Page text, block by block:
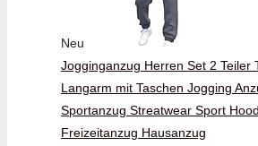
Neu
Jogginganzug Herren Set 2 Teiler
Langarm mit Taschen Jogging
Sportanzug Streatwear Sport
Freizeitanzug Hausanzug